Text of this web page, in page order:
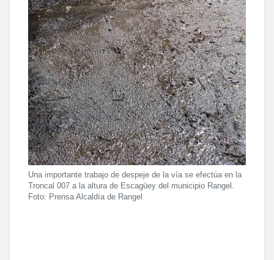
Una importante trabajo de despeje de la vía se efectúa en la
Troncal 007 a la altura de Escagüey del municipio Rangel.
Foto: Prensa Alcaldía de Rangel